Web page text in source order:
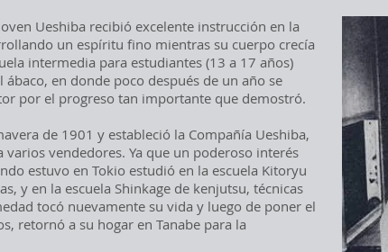
Ueshiba recibió excelente instrucción en la
un espíritu fino mientras su cuerpo crecía
intermedia para estudiantes (13 a 17 años)
en donde poco después de un año se
por el progreso tan importante que demostró.
de 1901 y estableció la Compañía Ueshiba,
vendedores. Ya que un poderoso interés
estuvo en Tokio estudió en la escuela Kitoryu
y en la escuela Shinkage de kenjutsu, técnicas
tocó nuevamente su vida y luego de poner el
retornó a su hogar en Tanabe para la